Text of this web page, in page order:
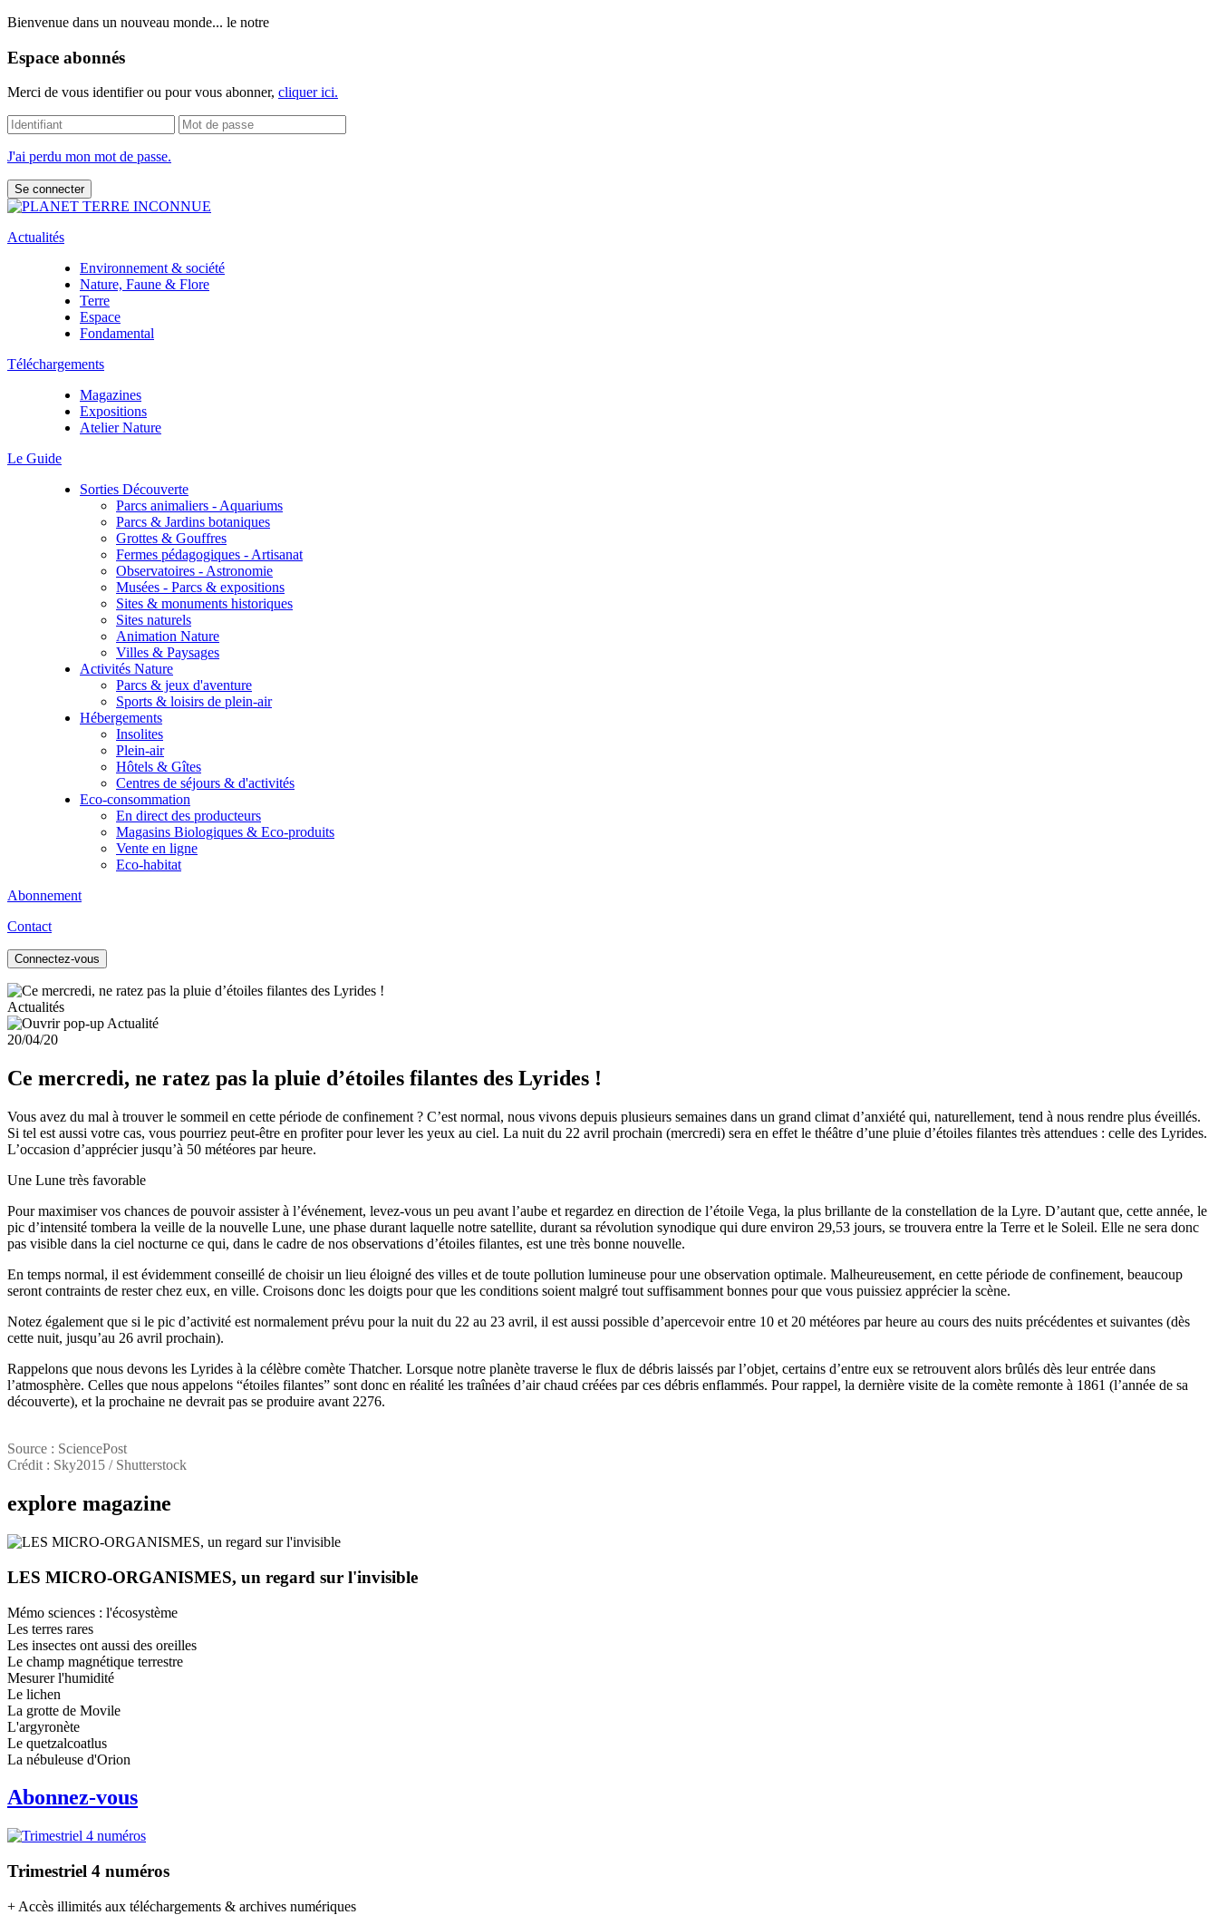
Bienvenue dans un nouveau monde... le notre
Espace abonnés
Merci de vous identifier ou pour vous abonner, cliquer ici.
J'ai perdu mon mot de passe.
Actualités
Environnement & société
Nature, Faune & Flore
Terre
Espace
Fondamental
Téléchargements
Magazines
Expositions
Atelier Nature
Le Guide
Sorties Découverte
Parcs animaliers - Aquariums
Parcs & Jardins botaniques
Grottes & Gouffres
Fermes pédagogiques - Artisanat
Observatoires - Astronomie
Musées - Parcs & expositions
Sites & monuments historiques
Sites naturels
Animation Nature
Villes & Paysages
Activités Nature
Parcs & jeux d'aventure
Sports & loisirs de plein-air
Hébergements
Insolites
Plein-air
Hôtels & Gîtes
Centres de séjours & d'activités
Eco-consommation
En direct des producteurs
Magasins Biologiques & Eco-produits
Vente en ligne
Eco-habitat
Abonnement
Contact
Connectez-vous
Actualités
20/04/20
Ce mercredi, ne ratez pas la pluie d’étoiles filantes des Lyrides !
Vous avez du mal à trouver le sommeil en cette période de confinement ? C’est normal, nous vivons depuis plusieurs semaines dans un grand climat d’anxiété qui, naturellement, tend à nous rendre plus éveillés.
Si tel est aussi votre cas, vous pourriez peut-être en profiter pour lever les yeux au ciel. La nuit du 22 avril prochain (mercredi) sera en effet le théâtre d’une pluie d’étoiles filantes très attendues : celle des Lyrides.
L’occasion d’apprécier jusqu’à 50 météores par heure.
Une Lune très favorable
Pour maximiser vos chances de pouvoir assister à l’événement, levez-vous un peu avant l’aube et regardez en direction de l’étoile Vega, la plus brillante de la constellation de la Lyre. D’autant que, cette année, le
pic d’intensité tombera la veille de la nouvelle Lune, une phase durant laquelle notre satellite, durant sa révolution synodique qui dure environ 29,53 jours, se trouvera entre la Terre et le Soleil. Elle ne sera donc
pas visible dans la ciel nocturne ce qui, dans le cadre de nos observations d’étoiles filantes, est une très bonne nouvelle.
En temps normal, il est évidemment conseillé de choisir un lieu éloigné des villes et de toute pollution lumineuse pour une observation optimale. Malheureusement, en cette période de confinement, beaucoup
seront contraints de rester chez eux, en ville. Croisons donc les doigts pour que les conditions soient malgré tout suffisamment bonnes pour que vous puissiez apprécier la scène.
Notez également que si le pic d’activité est normalement prévu pour la nuit du 22 au 23 avril, il est aussi possible d’apercevoir entre 10 et 20 météores par heure au cours des nuits précédentes et suivantes (dès
cette nuit, jusqu’au 26 avril prochain).
Rappelons que nous devons les Lyrides à la célèbre comète Thatcher. Lorsque notre planète traverse le flux de débris laissés par l’objet, certains d’entre eux se retrouvent alors brûlés dès leur entrée dans
l’atmosphère. Celles que nous appelons “étoiles filantes” sont donc en réalité les traînées d’air chaud créées par ces débris enflammés. Pour rappel, la dernière visite de la comète remonte à 1861 (l’année de sa
découverte), et la prochaine ne devrait pas se produire avant 2276.
Source : SciencePost
Crédit : Sky2015 / Shutterstock
explore magazine
LES MICRO-ORGANISMES, un regard sur l'invisible
Mémo sciences : l'écosystème
Les terres rares
Les insectes ont aussi des oreilles
Le champ magnétique terrestre
Mesurer l'humidité
Le lichen
La grotte de Movile
L'argyronète
Le quetzalcoatlus
La nébuleuse d'Orion
Abonnez-vous
Trimestriel 4 numéros
+ Accès illimités aux téléchargements & archives numériques